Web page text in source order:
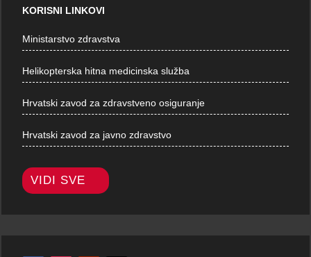
KORISNI LINKOVI
Ministarstvo zdravstva
Helikopterska hitna medicinska služba
Hrvatski zavod za zdravstveno osiguranje
Hrvatski zavod za javno zdravstvo
VIDI SVE